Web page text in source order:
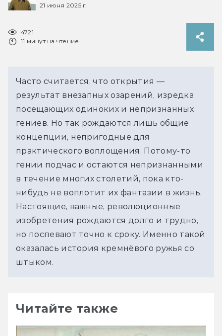
21 июня 2025 г.
4721
11 минут на чтение
Часто считается, что открытия —
результат внезапных озарений, изредка
посещающих одиноких и непризнанных
гениев. Но так рождаются лишь общие
концепции, непригодные для
практического воплощения. Потому-то
гении подчас и остаются непризнанными
в течение многих столетий, пока кто-
нибудь не воплотит их фантазии в жизнь.
Настоящие, важные, революционные
изобретения рождаются долго и трудно,
но поспевают точно к сроку. Именно такой
оказалась история кремнёвого ружья со
штыком.
Читайте также